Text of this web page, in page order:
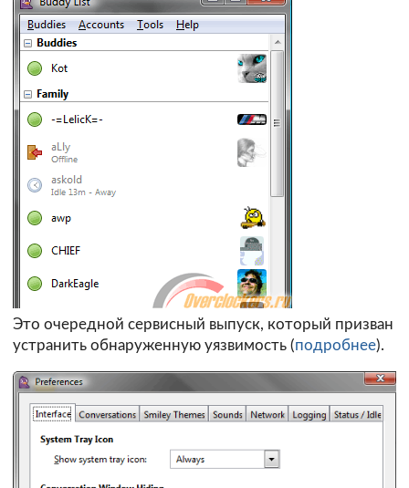
Это очередной сервисный выпуск, который призван
устранить обнаруженную уязвимость (подробнее).